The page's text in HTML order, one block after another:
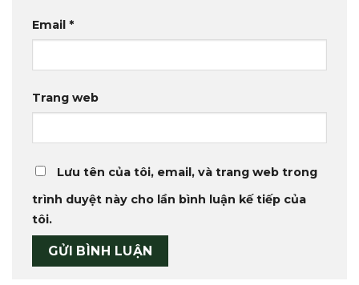
Email *
Trang web
Lưu tên của tôi, email, và trang web trong
trình duyệt này cho lần bình luận kế tiếp của
tôi.